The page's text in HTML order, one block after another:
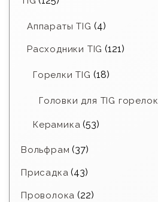
Аппараты TIG (4)
Расходники TIG (121)
Горелки TIG (18)
Головки для TIG горелок
Керамика (53)
Вольфрам (37)
Присадка (43)
Проволока (22)